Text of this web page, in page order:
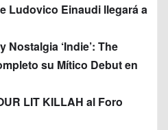
Ludovico Einaudi llegará a
Nostalgia ‘Indie’: The
su Mítico Debut en
LIT KILLAH al Foro